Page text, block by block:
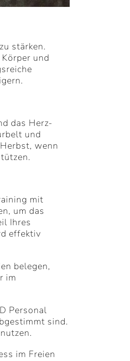
stärken.
und
das Herz-
und
wenn
mit
um das
Ihres
effektiv
belegen,
im
Personal
sind.
im Freien